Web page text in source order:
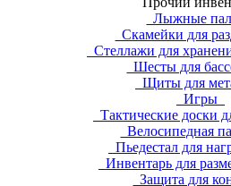
Лыжные
Скамейки для
Стеллажи для
Шесты для
Щиты для
Игры
Тактические доски
Велосипедная
Пьедестал для
Инвентарь для
Защита для